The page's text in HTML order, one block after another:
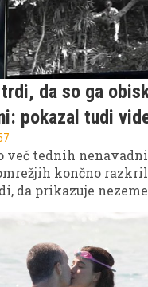
da so ga
pokazal tudi
več tednih
končno
da prikazuje
saj so njegovi
skrivnostne
se okoli njega